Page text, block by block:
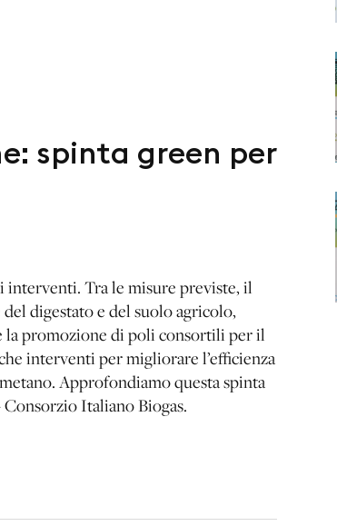
spinta green per
Tra le misure previste, il
digestato e del suolo agricolo,
la promozione di poli consortili per il
interventi per migliorare l’efficienza
Approfondiamo questa spinta
Italiano Biogas.